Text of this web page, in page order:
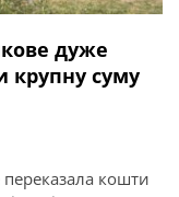
дуже
крупну суму
кошти